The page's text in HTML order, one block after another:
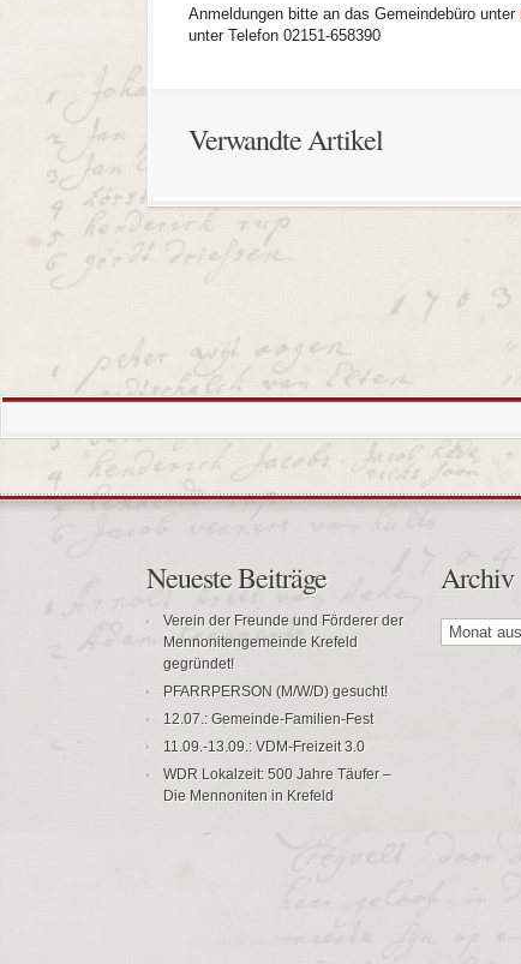
Anmeldungen bitte an das Gemeindebüro unter
unter Telefon 02151-658390
Verwandte Artikel
Neueste Beiträge
Verein der Freunde und Förderer der
Mennonitengemeinde Krefeld
gegründet!
PFARRPERSON (M/W/D) gesucht!
12.07.: Gemeinde-Familien-Fest
11.09.-13.09.: VDM-Freizeit 3.0
WDR Lokalzeit: 500 Jahre Täufer –
Die Mennoniten in Krefeld
Archiv
Archiv